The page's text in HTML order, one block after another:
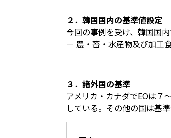
２．韓国国内の基準値設定
今回の事例を受け、韓国国
－ 農・畜・水産物及び加
３．諸外国の基準
アメリカ・カナダでEOは７
している。その他の国は基準